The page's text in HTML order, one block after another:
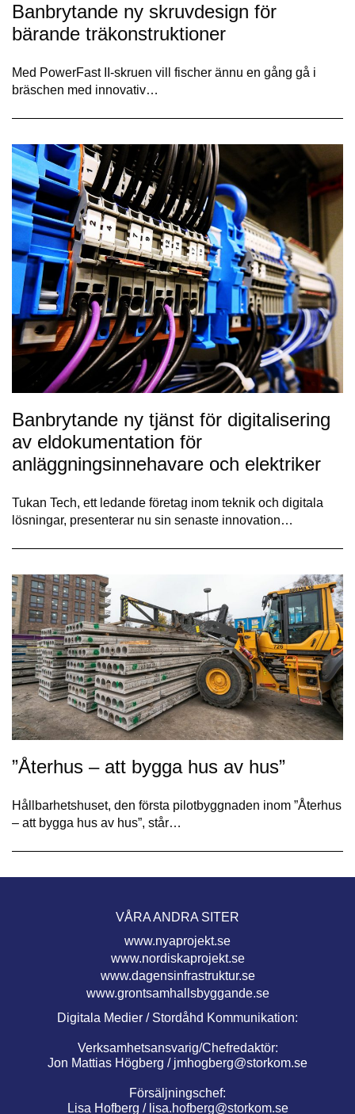
Banbrytande ny skruvdesign för
bärande träkonstruktioner
Med PowerFast II-skruen vill fischer ännu en gång gå i
bräschen med innovativ…
Banbrytande ny tjänst för digitalisering
av eldokumentation för
anläggningsinnehavare och elektriker
Tukan Tech, ett ledande företag inom teknik och digitala
lösningar, presenterar nu sin senaste innovation…
”Återhus – att bygga hus av hus”
Hållbarhetshuset, den första pilotbyggnaden inom ”Återhus
– att bygga hus av hus”, står…
VÅRA ANDRA SITER
www.nyaprojekt.se
www.nordiskaprojekt.se
www.dagensinfrastruktur.se
www.grontsamhallsbyggande.se
Digitala Medier / Stordåhd Kommunikation:
Verksamhetsansvarig/Chefredaktör:
Jon Mattias Högberg / jmhogberg@storkom.se
Försäljningschef:
Lisa Hofberg / lisa.hofberg@storkom.se